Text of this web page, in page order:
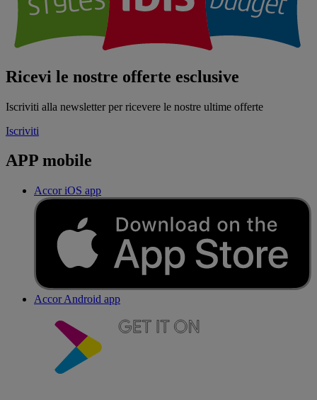
Ricevi le nostre offerte esclusive
Iscriviti alla newsletter per ricevere le nostre ultime offerte
Iscriviti
APP mobile
Accor iOS app
Accor Android app